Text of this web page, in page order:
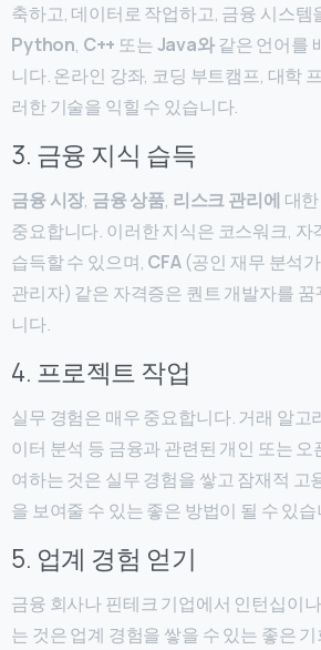
축하고, 데이터로 작업하고, 금융 시스템
Python, C++ 또는Java와같은 언어를
니다. 온라인 강좌, 코딩 부트캠프, 대학
러한 기술을 익힐 수 있습니다.
3. 금융 지식 습득
금융 시장, 금융 상품, 리스크 관리에 대
중요합니다. 이러한 지식은 코스워크, 자
습득할 수 있으며, CFA(공인 재무 분석
관리자) 같은 자격증은 퀀트 개발자를
니다.
4. 프로젝트 작업
실무 경험은 매우 중요합니다. 거래 알고
이터 분석 등 금융과 관련된 개인 또는
여하는 것은 실무 경험을 쌓고 잠재적 고
을 보여줄 수 있는 좋은 방법이 될 수 있
5. 업계 경험 얻기
금융 회사나 핀테크 기업에서 인턴십이
는 것은 업계 경험을 쌓을 수 있는 좋은